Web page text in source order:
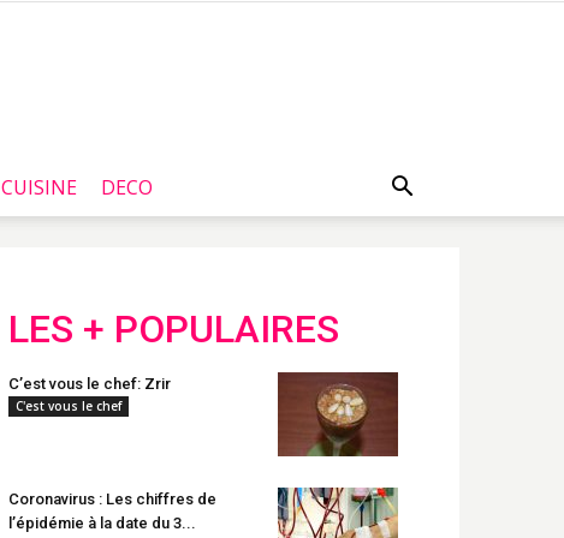
CUISINE DECO
LES + POPULAIRES
C’est vous le chef: Zrir
C'est vous le chef
Coronavirus : Les chiffres de
l’épidémie à la date du 3...